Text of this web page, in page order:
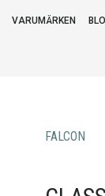
VARUMÄRKEN
FALCON